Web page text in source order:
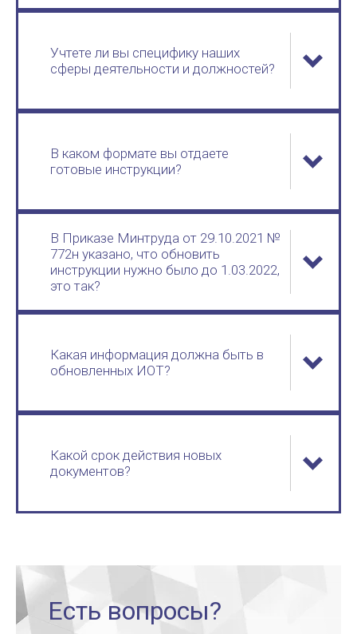
Учтете ли вы специфику наших
сферы деятельности и должностей?
В каком формате вы отдаете
готовые инструкции?
В Приказе Минтруда от 29.10.2021 №
772н указано, что обновить
инструкции нужно было до 1.03.2022,
это так?
Какая информация должна быть в
обновленных ИОТ?
Какой срок действия новых
документов?
Есть вопросы?